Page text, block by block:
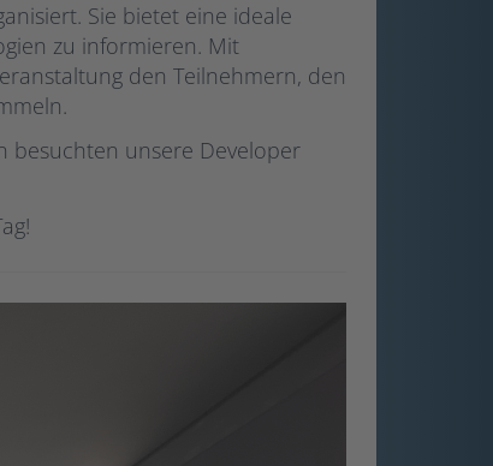
Sie bietet eine ideale
zu informieren. Mit
den Teilnehmern, den
besuchten unsere Developer